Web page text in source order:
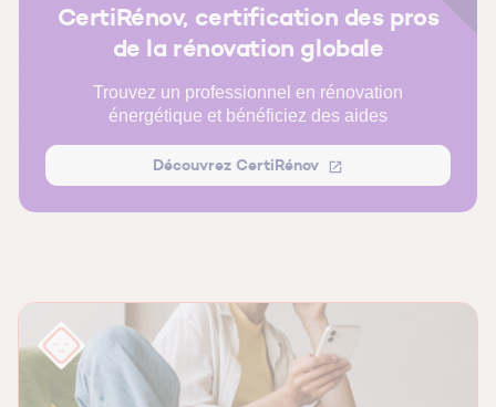
questions
CertiRénov, certification des pros
de la rénovation globale
Trouvez un professionnel en rénovation
énergétique et bénéficiez des aides
Découvrez CertiRénov